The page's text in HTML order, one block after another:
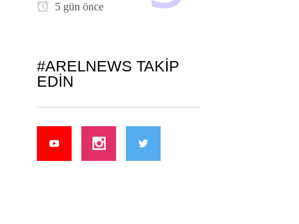
5 gün önce
#ARELNEWS TAKIP
EDIN